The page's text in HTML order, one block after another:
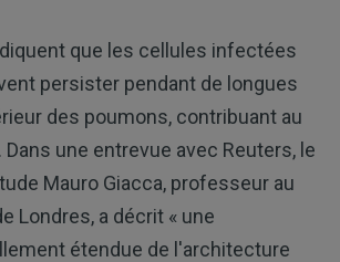
que les cellules infectées
persister pendant de longues
des poumons, contribuant au
une entrevue avec Reuters, le
Mauro Giacca, professeur au
Londres, a décrit « une
étendue de l'architecture